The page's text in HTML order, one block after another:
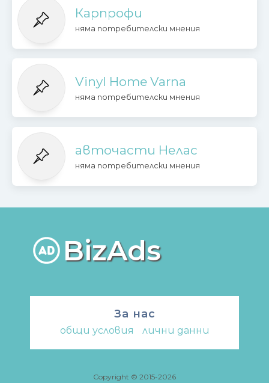
Карпрофи
няма потребителски мнения
Vinyl Home Varna
няма потребителски мнения
авточасти Нелас
няма потребителски мнения
BizAds
За нас
общи условия лични данни
Copyright © 2015-2026